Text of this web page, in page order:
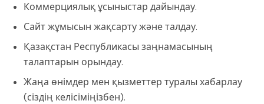
Коммерциялық ұсыныстар дайындау.
Сайт жұмысын жақсарту және талдау.
Қазақстан Республикасы заңнамасының
талаптарын орындау.
Жаңа өнімдер мен қызметтер туралы хабарлау
(сіздің келісіміңізбен).